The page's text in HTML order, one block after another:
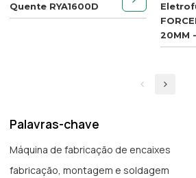
Quente RYA1600D
20MM
Palavras-chave
Máquina de fabricação de encaixes
fabricação, montagem e soldagem